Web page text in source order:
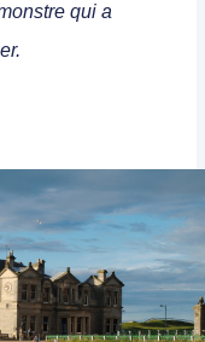
qui a